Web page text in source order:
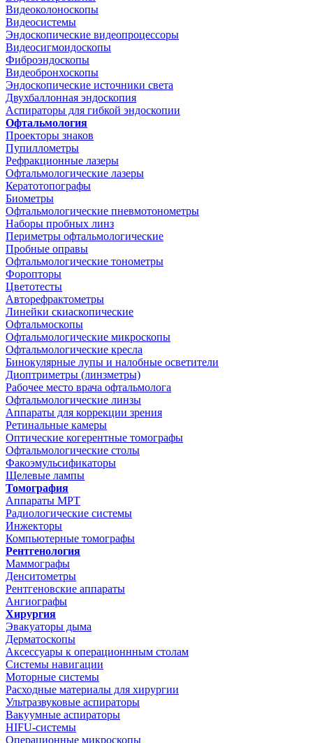
Видеоколоноскопы
Видеосистемы
Эндоскопические видеопроцессоры
Видеосигмоидоскопы
Фиброэндоскопы
Видеобронхоскопы
Эндоскопические источники света
Двухбаллонная эндоскопия
Аспираторы для гибкой эндоскопии
Офтальмология
Проекторы знаков
Пупиллометры
Рефракционные лазеры
Офтальмологические лазеры
Кератотопографы
Биометры
Офтальмологические пневмотонометры
Наборы пробных линз
Периметры офтальмологические
Пробные оправы
Офтальмологические тонометры
Форопторы
Цветотесты
Авторефрактометры
Линейки скиаскопические
Офтальмоскопы
Офтальмологические микроскопы
Офтальмологические кресла
Бинокулярные лупы и налобные осветители
Диоптриметры (линзметры)
Рабочее место врача офтальмолога
Офтальмологические линзы
Аппараты для коррекции зрения
Ретинальные камеры
Оптические когерентные томографы
Офтальмологические столы
Факоэмульсификаторы
Щелевые лампы
Томография
Аппараты МРТ
Радиологические системы
Инжекторы
Компьютерные томографы
Рентгенология
Маммографы
Денситометры
Рентгеновские аппараты
Ангиографы
Хирургия
Эвакуаторы дыма
Дерматоскопы
Аксессуары к операционнным столам
Системы навигации
Моторные системы
Расходные материалы для хирургии
Ультразвуковые аспираторы
Вакуумные аспираторы
HIFU-системы
Операционные микроскопы